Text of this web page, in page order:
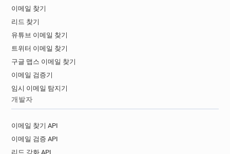
이메일 찾기
리드 찾기
유튜브 이메일 찾기
트위터 이메일 찾기
구글 맵스 이메일 찾기
이메일 검증기
임시 이메일 탐지기
개발자
이메일 찾기 API
이메일 검증 API
리드 강화 API